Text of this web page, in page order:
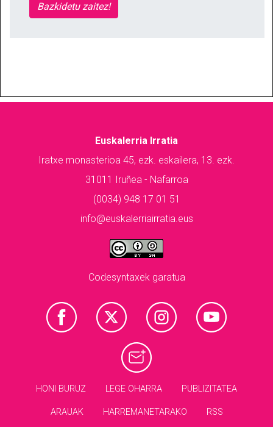
Bazkidetu zaitez!
Euskalerria Irratia
Iratxe monasterioa 45, ezk. eskailera, 13. ezk.
31011 Iruñea - Nafarroa
(0034) 948 17 01 51
info@euskalerriairratia.eus
Codesyntaxek garatua
HONI BURUZ LEGE OHARRA PUBLIZITATEA
ARAUAK HARREMANETARAKO RSS